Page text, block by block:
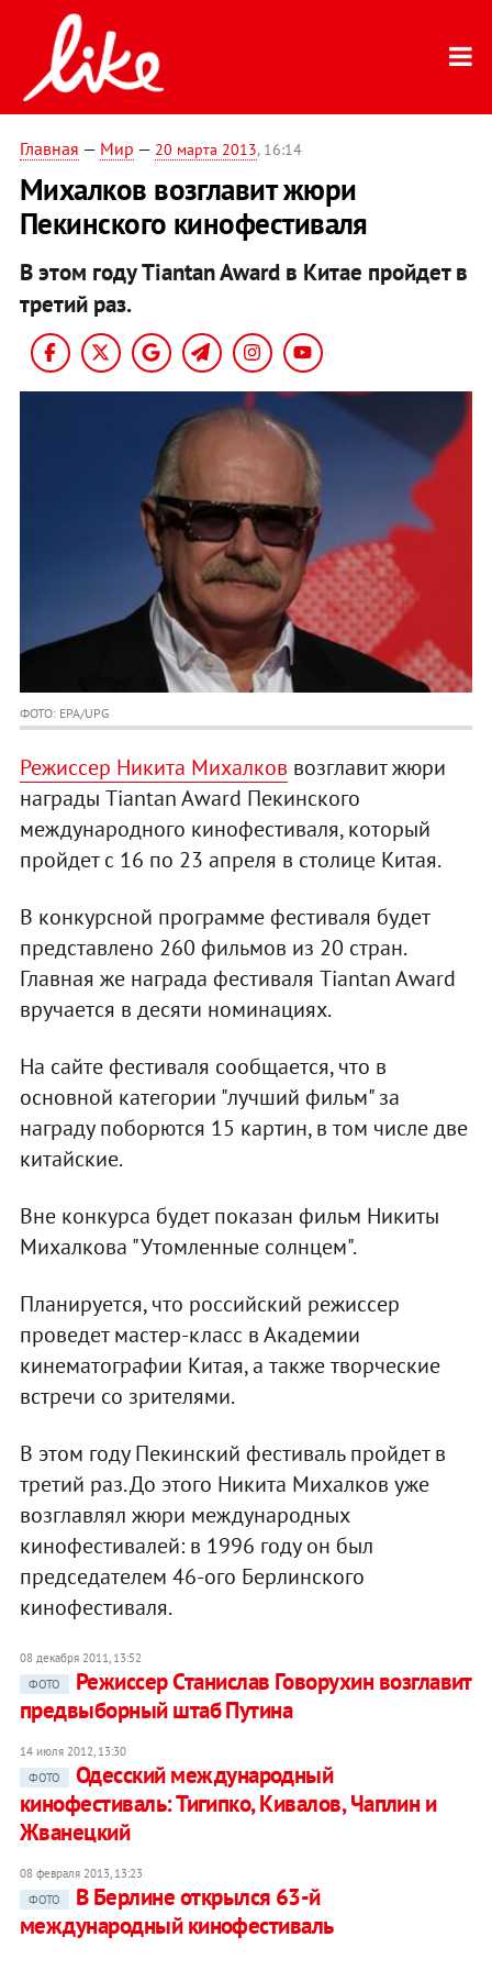
Главная — Мир — 20 марта 2013, 16:14
Михалков возглавит жюри
Пекинского кинофестиваля
В этом году Tiantan Award в Китае пройдет в
третий раз.
ФОТО: EPA/UPG
Режиссер Никита Михалков возглавит жюри
награды Tiantan Award Пекинского
международного кинофестиваля, который
пройдет с 16 по 23 апреля в столице Китая.
В конкурсной программе фестиваля будет
представлено 260 фильмов из 20 стран.
Главная же награда фестиваля Tiantan Award
вручается в десяти номинациях.
На сайте фестиваля сообщается, что в
основной категории "лучший фильм" за
награду поборются 15 картин, в том числе две
китайские.
Вне конкурса будет показан фильм Никиты
Михалкова "Утомленные солнцем".
Планируется, что российский режиссер
проведет мастер-класс в Академии
кинематографии Китая, а также творческие
встречи со зрителями.
В этом году Пекинский фестиваль пройдет в
третий раз. До этого Никита Михалков уже
возглавлял жюри международных
кинофестивалей: в 1996 году он был
председателем 46-ого Берлинского
кинофестиваля.
08 декабря 2011, 13:52
ФОТО
Режиссер Станислав Говорухин возглавит
предвыборный штаб Путина
14 июля 2012, 13:30
ФОТО
Одесский международный
кинофестиваль: Тигипко, Кивалов, Чаплин и
Жванецкий
08 февраля 2013, 13:23
ФОТО
В Берлине открылся 63-й
международный кинофестиваль